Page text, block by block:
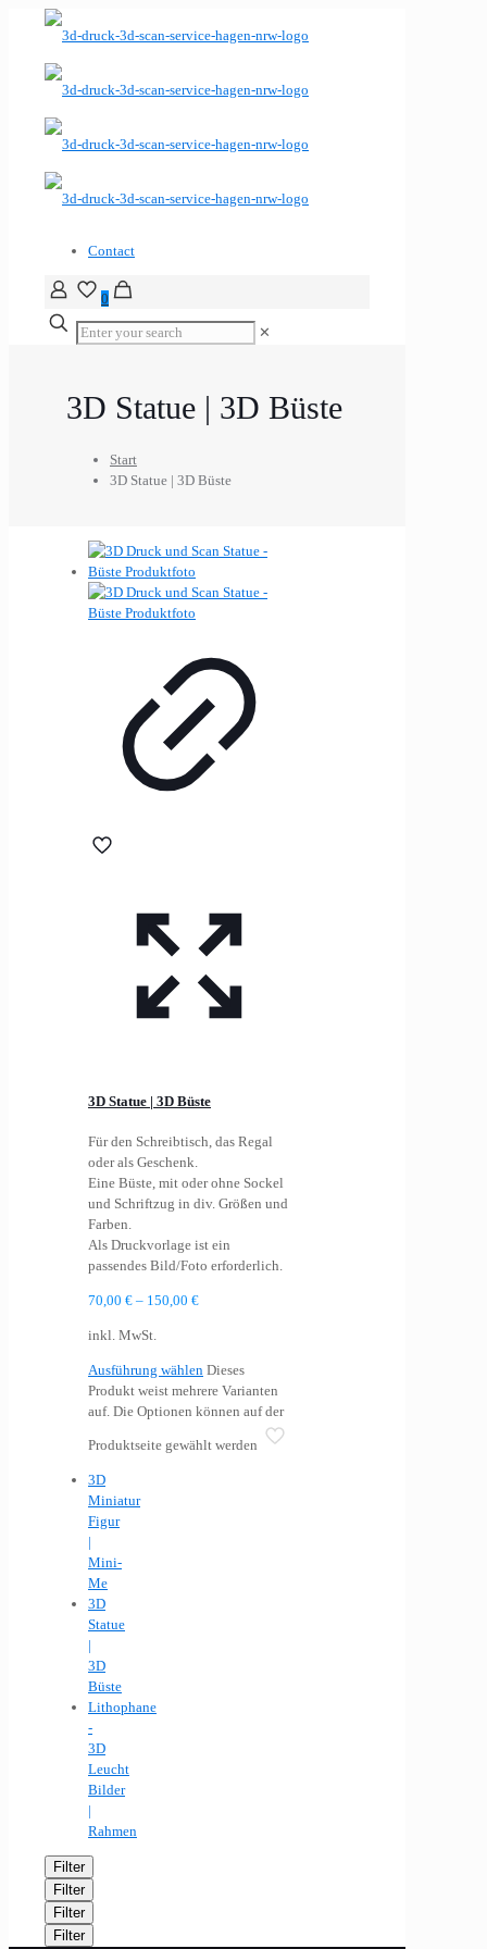
Contact
0
✕
3D Statue | 3D Büste
Start
3D Statue | 3D Büste
3D Statue | 3D Büste
Für den Schreibtisch, das Regal
oder als Geschenk.
Eine Büste, mit oder ohne Sockel
und Schriftzug in div. Größen und
Farben.
Als Druckvorlage ist ein
passendes Bild/Foto erforderlich.
70,00 € – 150,00 €
inkl. MwSt.
Ausführung wählen Dieses
Produkt weist mehrere Varianten
auf. Die Optionen können auf der
Produktseite gewählt werden
3D
Miniatur
Figur
|
Mini-
Me
3D
Statue
|
3D
Büste
Lithophane
-
3D
Leucht
Bilder
|
Rahmen
Filter
Filter
Filter
Filter